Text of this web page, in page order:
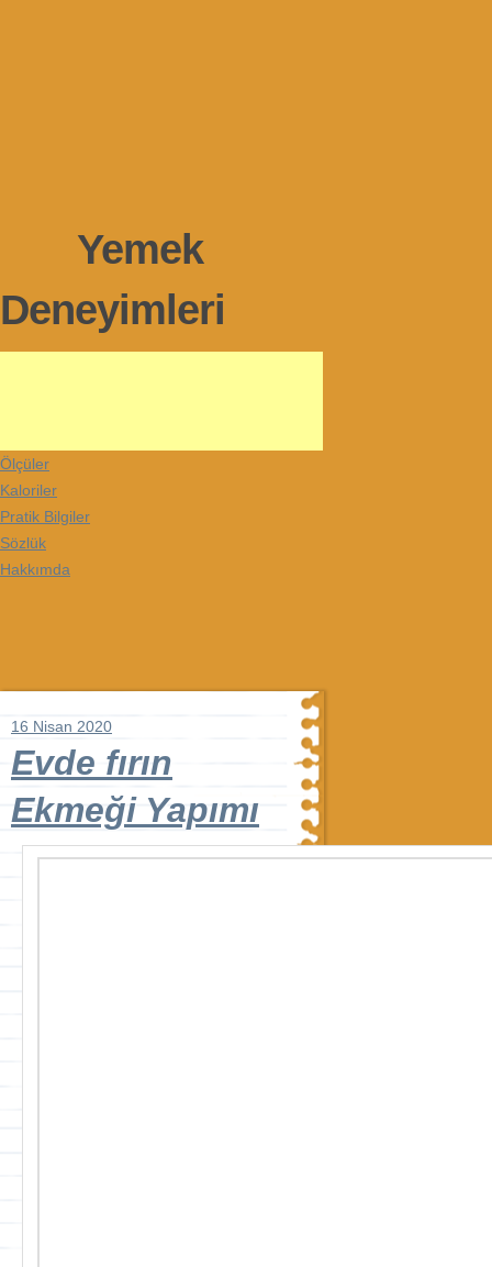
Yemek
Deneyimleri
Ölçüler
Kaloriler
Pratik Bilgiler
Sözlük
Hakkımda
16 Nisan 2020
Evde fırın
Ekmeği Yapımı